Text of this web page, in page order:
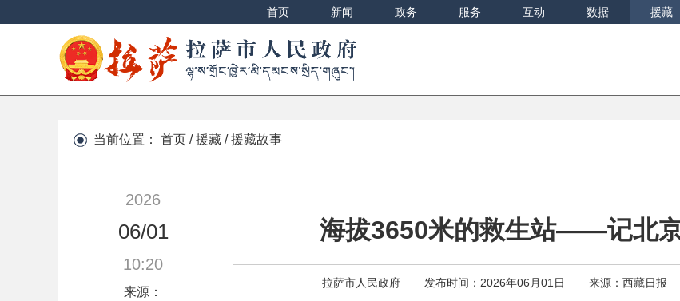
首页 新闻 政务 服务 互动 数据 援藏
当前位置： 首页 /援藏 /援藏故事
2026
06/01
10:20
来源：
海拔3650米的救生站——记北
拉萨市人民政府 发布时间：2026年06月01日 来源：西藏日报